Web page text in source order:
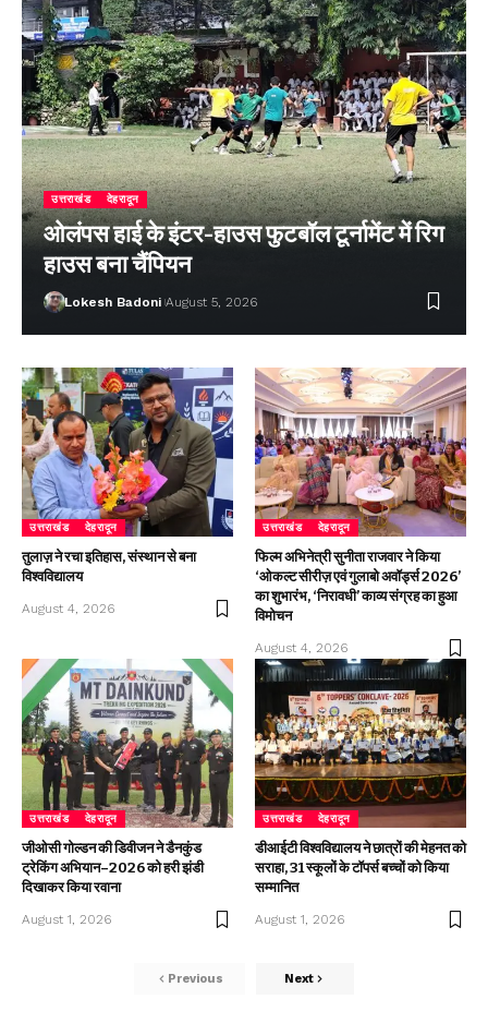
उत्तराखंड देहरादून
ओलंपस हाई के इंटर-हाउस फुटबॉल टूर्नामेंट में रिग
हाउस बना चैंपियन
Lokesh Badoni August 5, 2026
उत्तराखंड देहरादून
तुलाज़ ने रचा इतिहास, संस्थान से बना
विश्वविद्यालय
August 4, 2026
उत्तराखंड देहरादून
फिल्म अभिनेत्री सुनीता राजवार ने किया
‘ओकल्ट सीरीज़ एवं गुलाबो अवॉर्ड्स 2026’
का शुभारंभ, ‘निरावधी’ काव्य संग्रह का हुआ
विमोचन
August 4, 2026
उत्तराखंड देहरादून
जीओसी गोल्डन की डिवीजन ने डैनकुंड
ट्रेकिंग अभियान–2026 को हरी झंडी
दिखाकर किया रवाना
August 1, 2026
उत्तराखंड देहरादून
डीआईटी विश्वविद्यालय ने छात्रों की मेहनत को
सराहा, 31 स्कूलों के टॉपर्स बच्चों को किया
सम्मानित
August 1, 2026
Previous Next